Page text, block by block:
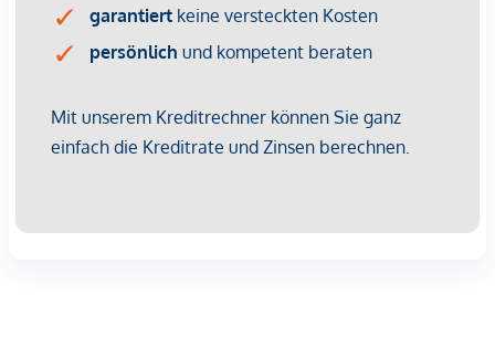
Gesundheit
Arzt <500m
Klinik <500m
Krankenhaus <1.250m